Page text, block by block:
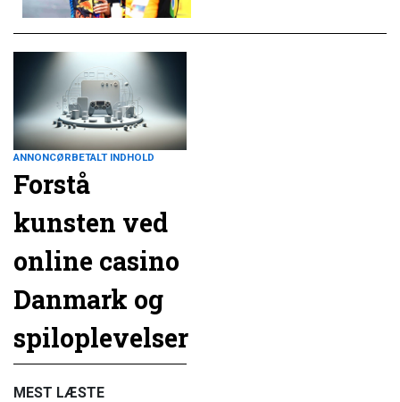
ANNONCØRBETALT INDHOLD
Forstå
kunsten ved
online casino
Danmark og
spiloplevelser
MEST LÆSTE